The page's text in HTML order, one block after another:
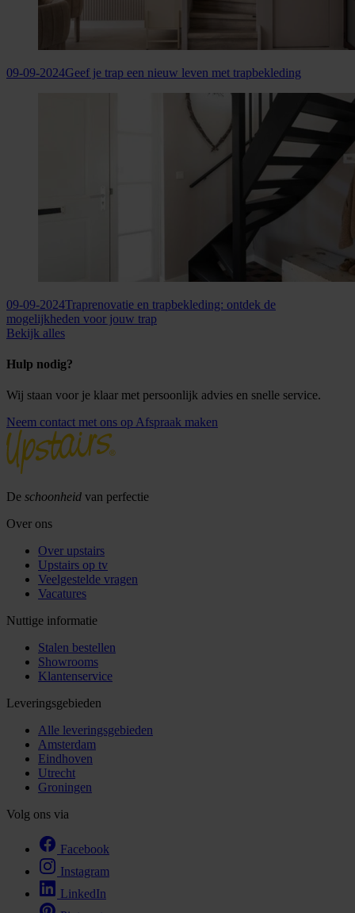
09-09-2024Geef je trap een nieuw leven met trapbekleding
09-09-2024Traprenovatie en trapbekleding: ontdek de
mogelijkheden voor jouw trap
Bekijk alles
Hulp nodig?
Wij staan voor je klaar met persoonlijk advies en snelle service.
Neem contact met ons op Afspraak maken
De schoonheid van perfectie
Over ons
Over upstairs
Upstairs op tv
Veelgestelde vragen
Vacatures
Nuttige informatie
Stalen bestellen
Showrooms
Klantenservice
Leveringsgebieden
Alle leveringsgebieden
Amsterdam
Eindhoven
Utrecht
Groningen
Volg ons via
Facebook
Instagram
LinkedIn